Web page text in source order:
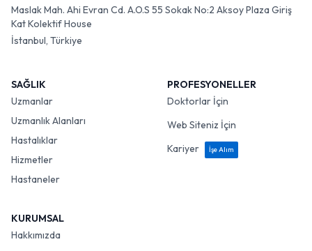
Maslak Mah. Ahi Evran Cd. A.O.S 55 Sokak No:2 Aksoy Plaza Giriş
Kat Kolektif House
İstanbul, Türkiye
SAĞLIK
Uzmanlar
Uzmanlık Alanları
Hastalıklar
Hizmetler
Hastaneler
PROFESYONELLER
Doktorlar İçin
Web Siteniz İçin
Kariyer
İşe Alım
KURUMSAL
Hakkımızda